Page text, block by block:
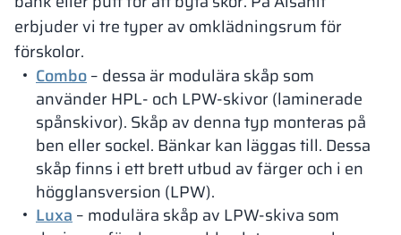
erbjuder vi tre typer av omklädningsrum för
förskolor.
Combo– dessa är modulära skåp som
använder HPL- och LPW-skivor (laminerade
spånskivor). Skåp av denna typ monteras på
ben eller sockel. Bänkar kan läggas till. Dessa
skåp finns i ett brett utbud av färger och i en
högglansversion (LPW).
Luxa– modulära skåp av LPW-skiva som